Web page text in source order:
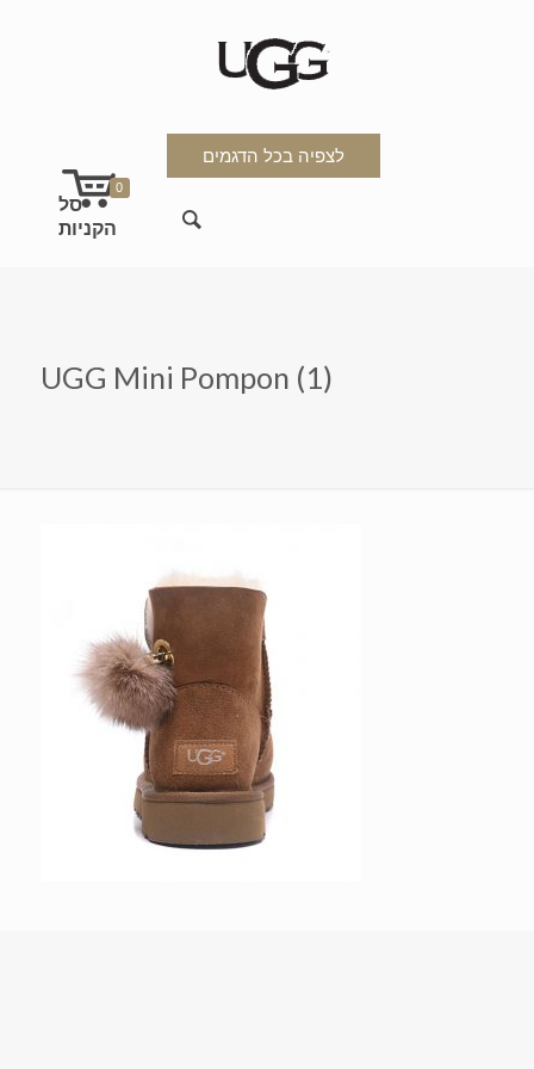
לצפיה בכל הדגמים
0
UGG Mini Pompon (1)